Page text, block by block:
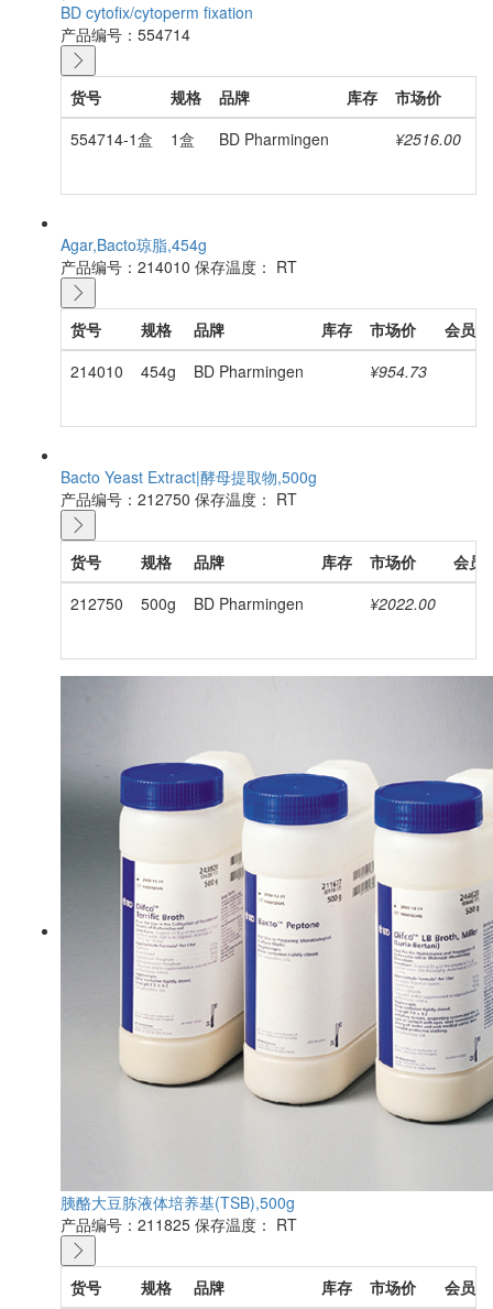
BD cytofix/cytoperm fixation
产品编号：554714
货号 规格 品牌 库存 市场价
554714-1盒
1盒 BD Pharmingen ¥2516.00
Agar,Bacto琼脂,454g
产品编号：214010 保存温度： RT
货号 规格 品牌 库存 市场价
会员价
214010
454g BD Pharmingen ¥954.73
Bacto Yeast Extract|酵母提取物,500g
产品编号：212750 保存温度： RT
货号 规格 品牌 库存 市场价
会员
212750
500g BD Pharmingen ¥2022.00
胰酪大豆胨液体培养基(TSB),500g
产品编号：211825 保存温度： RT
货号 规格 品牌 库存 市场价
会员价